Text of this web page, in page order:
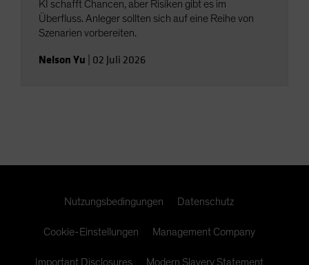
KI schafft Chancen, aber Risiken gibt es im
Überfluss. Anleger sollten sich auf eine Reihe von
Szenarien vorbereiten.
Nelson Yu 02 Juli 2026
Nutzungsbedingungen Datenschutz
Cookie-Einstellungen Management Company
Important Disclosures Modern Slavery Statement